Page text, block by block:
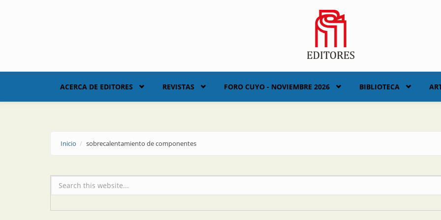
ACERCA DE EDITORES REVISTAS FORO CUYO - NOVIEMBRE 2026 BIBLIOTECA
Inicio sobrecalentamiento de componentes
Formulario de búsqueda